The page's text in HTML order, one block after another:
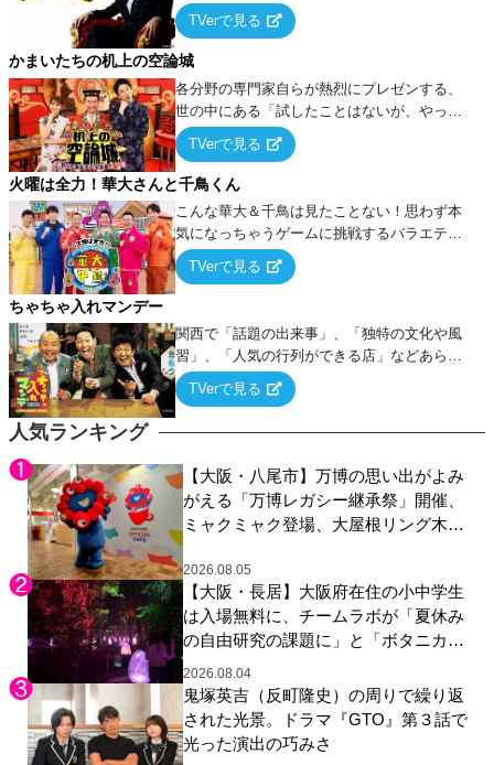
人気ランキング
【大阪・八尾市】万博の思い出がよみ
がえる「万博レガシー継承祭」開催、
ミャクミャク登場、大屋根リング木材
展示も
2026.08.05
【大阪・長居】大阪府在住の小中学生
は入場無料に、チームラボが「夏休み
の自由研究の課題に」と「ボタニカル
ガーデン 大阪」へ招待
2026.08.04
鬼塚英吉（反町隆史）の周りで繰り返
された光景。ドラマ『GTO』第３話で
光った演出の巧みさ
ーム』をベースに、大喜利・ギャグ・モノボ
ケ・歌…など様々なお題で芸人がショートネ
タを競い合う！
TVerで見る
かまいたちの机上の空論城
各分野の専門家自らが熱烈にプレゼンする、
世の中にある「試したことはないが、やって
みたらこうなる！…ハズ」という“机上の空
論”に若手芸人らがカラダを張って挑む！
TVerで見る
火曜は全力！華大さんと千鳥くん
こんな華大＆千鳥は見たことない！思わず本
気になっちゃうゲームに挑戦するバラエティ
ー！
TVerで見る
ちゃちゃ入れマンデー
関西で「話題の出来事」、「独特の文化や風
習」、「人気の行列ができる店」などあらゆ
るテーマについて好き放題にちゃちゃを入れ
ていく関西色を前面に押し出したトークバラ
TVerで見る